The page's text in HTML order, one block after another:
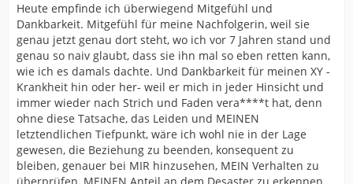
Heute empfinde ich überwiegend Mitgefühl und
Dankbarkeit. Mitgefühl für meine Nachfolgerin, weil sie
genau jetzt genau dort steht, wo ich vor 7 Jahren stand und
genau so naiv glaubt, dass sie ihn mal so eben retten kann,
wie ich es damals dachte. Und Dankbarkeit für meinen XY -
Krankheit hin oder her- weil er mich in jeder Hinsicht und
immer wieder nach Strich und Faden vera****t hat, denn
ohne diese Tatsache, das Leiden und MEINEN
letztendlichen Tiefpunkt, wäre ich wohl nie in der Lage
gewesen, die Beziehung zu beenden, konsequent zu
bleiben, genauer bei MIR hinzusehen, MEIN Verhalten zu